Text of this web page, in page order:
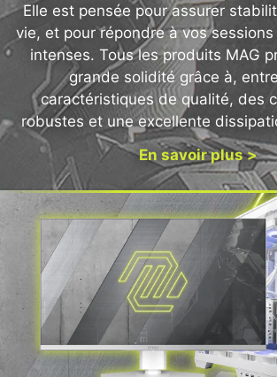
Elle est pensée pour assurer
vie, et pour répondre à vos
intenses. Tous les produits MAG
grande solidité grâce à,
caractéristiques de qualité, des
robustes et une excellente
En savoir plus >